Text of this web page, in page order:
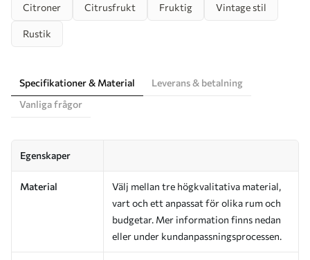
Citroner Citrusfrukt Fruktig Vintage stil
Rustik
Specifikationer & Material
Leverans & betalning
Vanliga frågor
Egenskaper
Material
Välj mellan tre högkvalitativa material,
vart och ett anpassat för olika rum och
budgetar. Mer information finns nedan
eller under kundanpassningsprocessen.